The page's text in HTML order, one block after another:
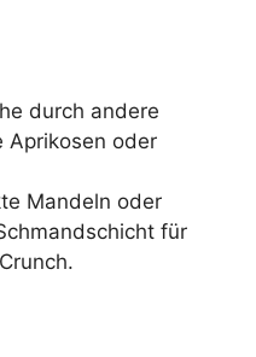
durch andere
Aprikosen oder
Mandeln oder
für